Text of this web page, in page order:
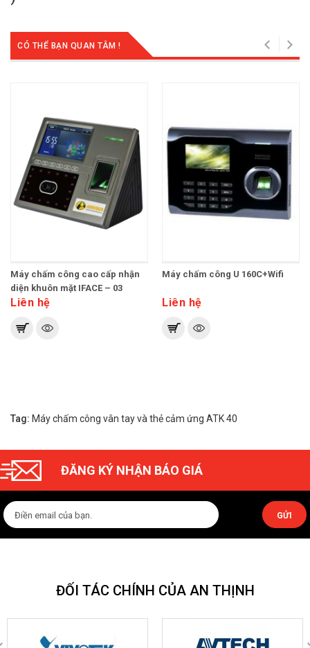
CÓ THỂ BẠN QUAN TÂM !
Máy chấm công cao cấp nhận
diện khuôn mặt IFACE – 03
Liên hệ
Máy chấm công U 160C+Wifi
Liên hệ
Tag: Máy chấm công vân tay và thẻ cảm ứng ATK 40
ĐĂNG KÝ NHẬN BÁO GIÁ
GỬI
ĐỐI TÁC CHÍNH CỦA AN THỊNH